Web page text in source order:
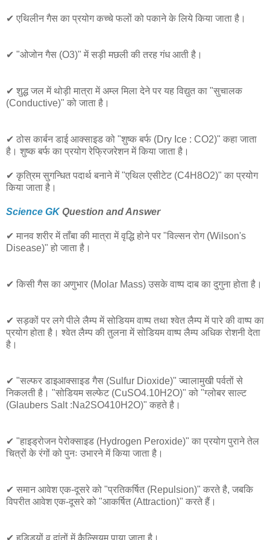
✔ एथिलीन गैस का प्रयोग कच्चे फलों को पकाने के लिये किया जाता है।
✔ "ओजोन गैस (O3)" में सड़ी मछली की तरह गंध आती है।
✔ शुद्ध जल में थोड़ी मात्रा में अम्ल मिला देने पर यह विद्युत का "सुचालक
(Conductive)" को जाता है।
✔ ठोस कार्बन डाई आक्साइड को "शुष्क बर्फ (Dry Ice : CO2)" कहा जाता
है। शुष्क बर्फ का प्रयोग रेफ्रिजरेशन में किया जाता है।
✔ कृत्रिम सुगन्धित पदार्थ बनाने में "एथिल एसीटेट (C4H8O2)" का प्रयोग
किया जाता है।
Science GKQuestion and Answer
✔ मानव शरीर में ताँबा की मात्रा में वृद्धि होने पर "विल्सन रोग (Wilson's
Disease)" हो जाता है।
✔ किसी गैस का अणुभार (Molar Mass) उसके वाष्प दाब का दुगुना होता है।
✔ सड़कों पर लगे पीले लैम्प में सोडियम वाष्प तथा श्वेत लैम्प में पारे की वाष्प का
प्रयोग होता है। श्वेत लैम्प की तुलना में सोडियम वाष्प लैम्प अधिक रोशनी देता
है।
✔ "सल्फर डाइआक्साइड गैस (Sulfur Dioxide)" ज्वालामुखी पर्वतों से
निकलती है। "सोडियम सल्फेट (CuSO4.10H2O)" को "ग्लोबर साल्ट
(Glaubers Salt :Na2SO410H2O)" कहते है।
✔ "हाइड्रोजन पेरोक्साइड (Hydrogen Peroxide)" का प्रयोग पुराने तेल
चित्रों के रंगों को पुनः उभारने में किया जाता है।
✔ समान आवेश एक-दूसरे को "प्रतिकर्षित (Repulsion)" करते है, जबकि
विपरीत आवेश एक-दूसरे को "आकर्षित (Attraction)" करते हैं।
✔ हड्डियों व दांतों में कैल्सियम पाया जाता है।